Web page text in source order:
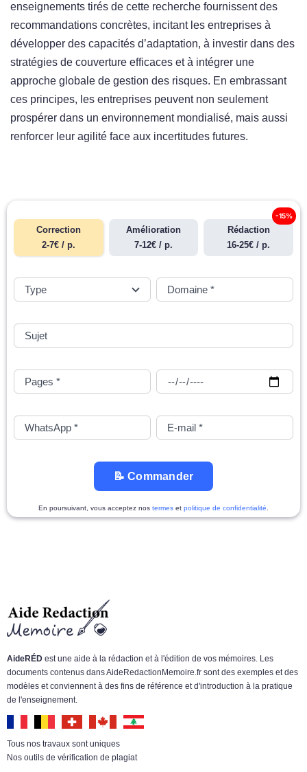
enseignements tirés de cette recherche fournissent des
recommandations concrètes, incitant les entreprises à
développer des capacités d’adaptation, à investir dans des
stratégies de couverture efficaces et à intégrer une
approche globale de gestion des risques. En embrassant
ces principes, les entreprises peuvent non seulement
prospérer dans un environnement mondialisé, mais aussi
renforcer leur agilité face aux incertitudes futures.
Correction
2-7€ / p.
Amélioration
7-12€ / p.
Rédaction
16-25€ / p.
-15%
📝 Commander
En poursuivant, vous acceptez nos termes et politique de confidentialité
AideRÉD est une aide à la rédaction et à l'édition de vos mémoires. Les
documents contenus dans AideRedactionMemoire.fr sont des exemples et des
modèles et conviennent à des fins de référence et d'introduction à la pratique
de l'enseignement.
Tous nos travaux sont uniques
Nos outils de vérification de plagiat